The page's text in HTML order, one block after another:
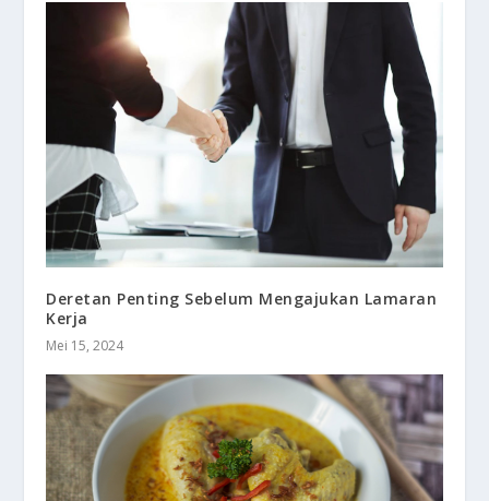
Deretan Penting Sebelum Mengajukan Lamaran
Kerja
Mei 15, 2024